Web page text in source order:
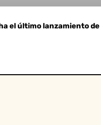
el último lanzamiento de